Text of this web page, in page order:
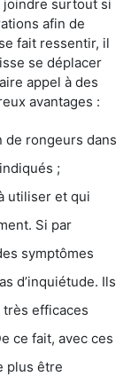
joindre surtout si
afin de
fait ressentir, il
se déplacer
appel à des
avantages :
de rongeurs dans
;
utiliser et qui
Si par
symptômes
d’inquiétude. Ils
efficaces
ce fait, avec ces
plus être